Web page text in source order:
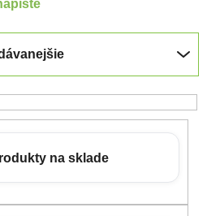
na sklade